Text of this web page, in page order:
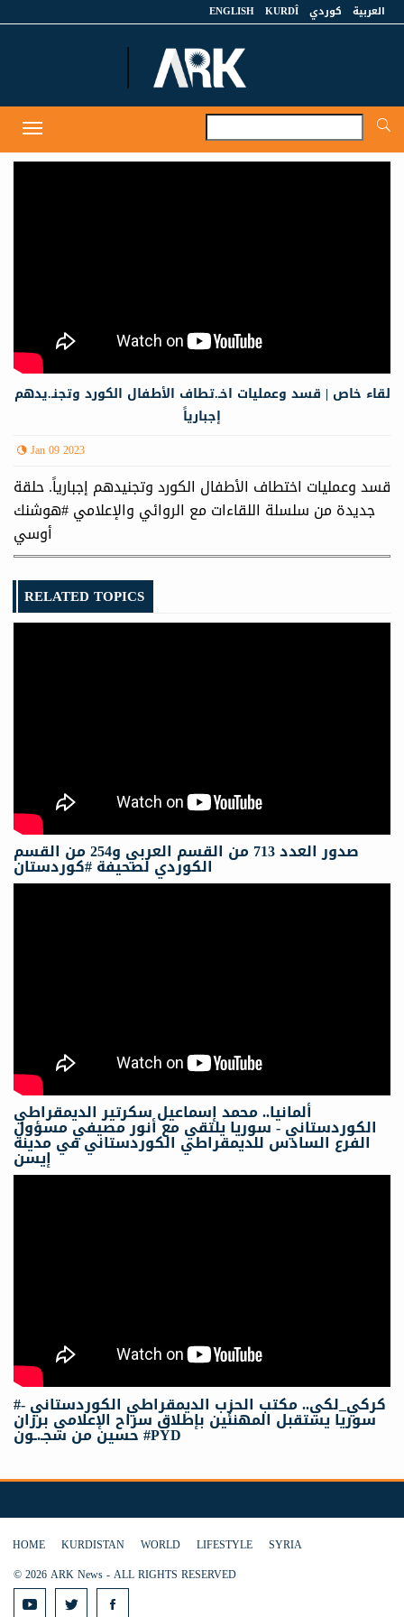
العربية كوردي KURDÎ
ENGLISH
Toggle
navigation
لقاء خاص | قسد وعمليات اخـ.تطاف الأطفال الكورد وتجنـ.يدهم
إجبارياً
Jan 09 2023
قسد وعمليات اختطاف الأطفال الكورد وتجنيدهم إجبارياً. حلقة
جديدة من سلسلة اللقاءات مع الروائي والإعلامي #هوشنك
أوسي
RELATED TOPICS
صدور العدد 713 من القسم العربي و254 من القسم
الكوردي لصحيفة #كوردستان
ألمانيا.. محمد إسماعيل سكرتیر الدیمقراطي
الكوردستاني - سوريا يلتقي مع أنور مصيفي مسؤول
الفرع السادس للديمقراطي الكوردستاني في مدينة
إيسن
#كركي_لكي.. مكتب الحزب الديمقراطي الكوردستاني -
سوريا يستقبل المهنئين بإطلاق سراح الإعلامي برزان
حسين من سجـ.ـون #PYD
HOME KURDISTAN WORLD LIFESTYLE
SYRIA
© 2026 ARK News - ALL RIGHTS RESERVED